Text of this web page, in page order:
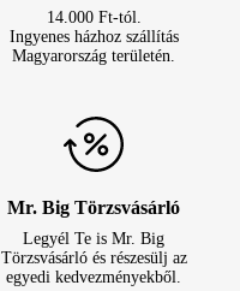
14.000 Ft-tól.
Ingyenes házhoz szállítás
Magyarország területén.
Mr. Big Törzsvásárló
Legyél Te is Mr. Big
Törzsvásárló és részesülj az
egyedi kedvezményekből.